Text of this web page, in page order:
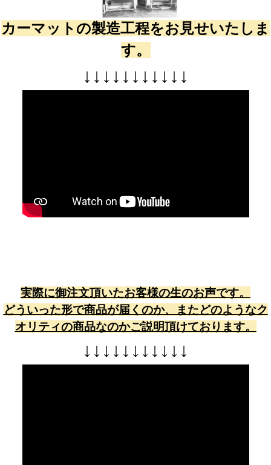
カーマットの製造工程をお見せいたしま
す。
↓ ↓ ↓ ↓ ↓ ↓ ↓ ↓ ↓ ↓ ↓
実際に御注文頂いたお客様の生のお声です。
どういった形で商品が届くのか、またどのようなク
オリティの商品なのかご説明頂けております。
↓ ↓ ↓ ↓ ↓ ↓ ↓ ↓ ↓ ↓ ↓